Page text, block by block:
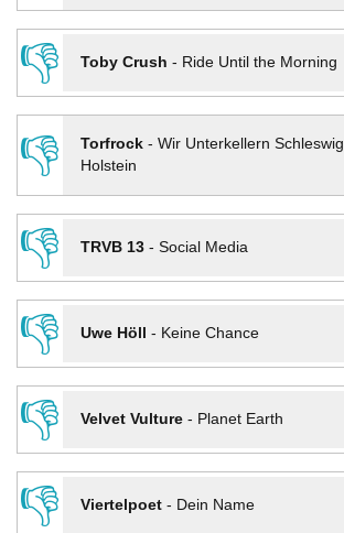
👎
Toby Crush - Ride Until the Morning
👎
Torfrock- Wir Unterkellern Schleswig
Holstein
👎
TRVB 13- Social Media
👎
Uwe Höll - Keine Chance
👎
Velvet Vulture- Planet Earth
👎
Viertelpoet- Dein Name